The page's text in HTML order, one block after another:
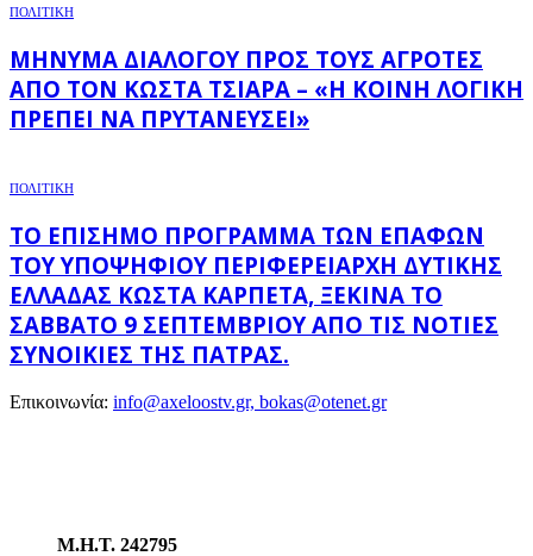
ΠΟΛΙΤΙΚΗ
ΜΉΝΥΜΑ ΔΙΑΛΌΓΟΥ ΠΡΟΣ ΤΟΥΣ ΑΓΡΌΤΕΣ
ΑΠΌ ΤΟΝ ΚΏΣΤΑ ΤΣΙΆΡΑ – «Η ΚΟΙΝΉ ΛΟΓΙΚΉ
ΠΡΈΠΕΙ ΝΑ ΠΡΥΤΑΝΕΎΣΕΙ»
ΠΟΛΙΤΙΚΗ
ΤΟ ΕΠΊΣΗΜΟ ΠΡΌΓΡΑΜΜΑ ΤΩΝ ΕΠΑΦΏΝ
ΤΟΥ ΥΠΟΨΉΦΙΟΥ ΠΕΡΙΦΕΡΕΙΆΡΧΗ ΔΥΤΙΚΉΣ
ΕΛΛΆΔΑΣ ΚΏΣΤΑ ΚΑΡΠΈΤΑ, ΞΕΚΙΝΆ ΤΟ
ΣΆΒΒΑΤΟ 9 ΣΕΠΤΕΜΒΡΊΟΥ ΑΠΌ ΤΙΣ ΝΌΤΙΕΣ
ΣΥΝΟΙΚΊΕΣ ΤΗΣ ΠΆΤΡΑΣ.
Επικοινωνία: info@axeloostv.gr, bokas@otenet.gr
Μ.Η.Τ. 242795